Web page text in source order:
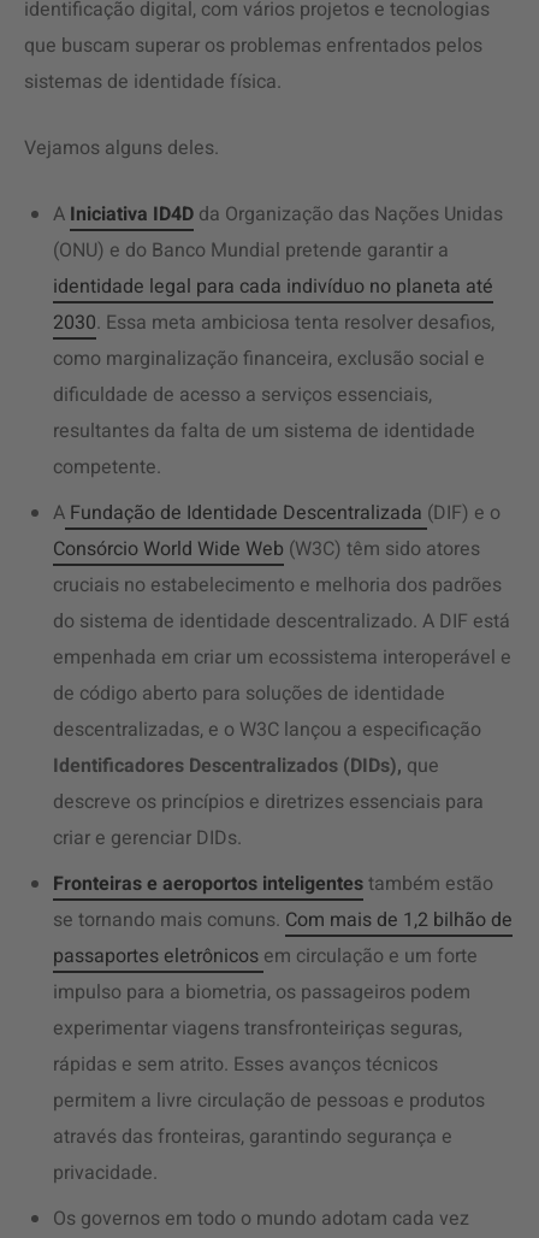
identificação digital, com vários projetos e tecnologias
que buscam superar os problemas enfrentados pelos
sistemas de identidade física.
Vejamos alguns deles.
A Iniciativa ID4D da Organização das Nações Unidas
(ONU) e do Banco Mundial pretende garantir a
identidade legal para cada indivíduo no planeta até
2030. Essa meta ambiciosa tenta resolver desafios,
como marginalização financeira, exclusão social e
dificuldade de acesso a serviços essenciais,
resultantes da falta de um sistema de identidade
competente.
A Fundação de Identidade Descentralizada (DIF) e o
Consórcio World Wide Web (W3C) têm sido atores
cruciais no estabelecimento e melhoria dos padrões
do sistema de identidade descentralizado. A DIF está
empenhada em criar um ecossistema interoperável e
de código aberto para soluções de identidade
descentralizadas, e o W3C lançou a especificação
Identificadores Descentralizados (DIDs), que
descreve os princípios e diretrizes essenciais para
criar e gerenciar DIDs.
Fronteiras e aeroportos inteligentestambém estão
se tornando mais comuns. Com mais de 1,2 bilhão de
passaportes eletrônicos em circulação e um forte
impulso para a biometria, os passageiros podem
experimentar viagens transfronteiriças seguras,
rápidas e sem atrito. Esses avanços técnicos
permitem a livre circulação de pessoas e produtos
através das fronteiras, garantindo segurança e
privacidade.
Os governos em todo o mundo adotam cada vez